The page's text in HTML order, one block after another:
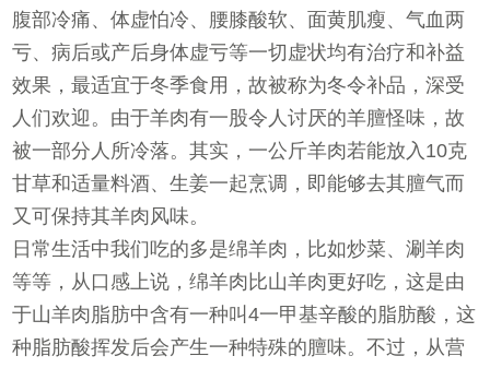
腹部冷痛、体虚怕冷、腰膝酸软、面黄肌瘦、气血两
亏、病后或产后身体虚亏等一切虚状均有治疗和补益
效果，最适宜于冬季食用，故被称为冬令补品，深受
人们欢迎。由于羊肉有一股令人讨厌的羊膻怪味，故
被一部分人所冷落。其实，一公斤羊肉若能放入10克
甘草和适量料酒、生姜一起烹调，即能够去其膻气而
又可保持其羊肉风味。
日常生活中我们吃的多是绵羊肉，比如炒菜、涮羊肉
等等，从口感上说，绵羊肉比山羊肉更好吃，这是由
于山羊肉脂肪中含有一种叫4一甲基辛酸的脂肪酸，这
种脂肪酸挥发后会产生一种特殊的膻味。不过，从营